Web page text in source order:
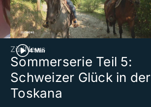
4 Min
ZüriNews
Sommerserie Teil 5:
Schweizer Glück in der
Toskana